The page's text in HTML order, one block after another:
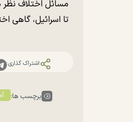
مسائل اختلاف نظر
تا اسرائیل، گاهی
اشتراک گذاری:
برچسب ها: